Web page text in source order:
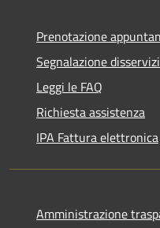
Prenotazione
Segnalazione
Leggi le FAQ
Richiesta assistenza
IPA Fattura elettronica
Amministrazione